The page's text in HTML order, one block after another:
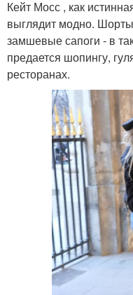
Кейт Мосс , как
выглядит модно.
замшевые сапоги - в
предается шопингу,
ресторанах.